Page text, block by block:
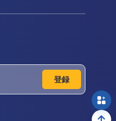
登録